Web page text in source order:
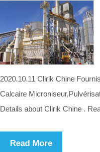
2020.10.11 Clirik Chine
Calcaire
Details about Clirik Chine .
Read More